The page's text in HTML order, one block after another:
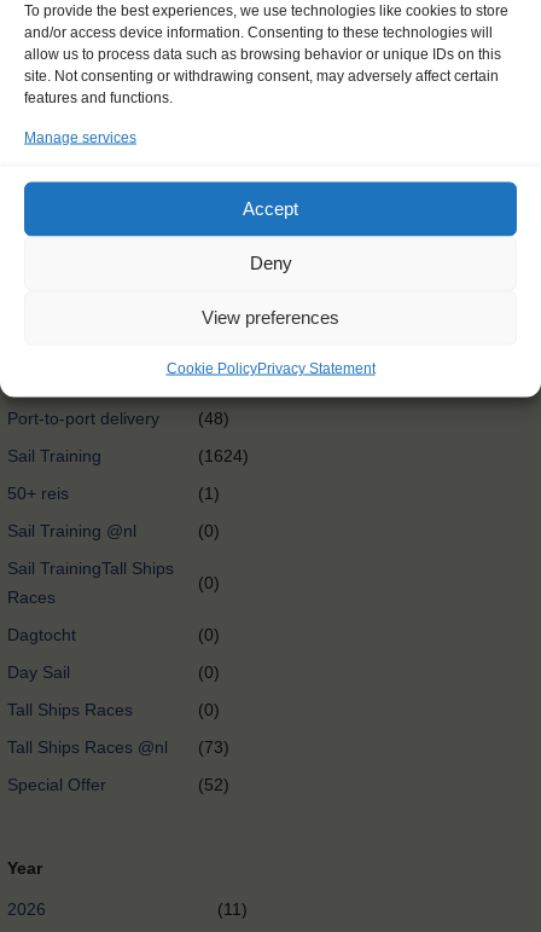
To provide the best experiences, we use technologies like cookies to store
and/or access device information. Consenting to these technologies will
allow us to process data such as browsing behavior or unique IDs on this
site. Not consenting or withdrawing consent, may adversely affect certain
features and functions.
Manage services
Accept
Deny
View preferences
Cookie PolicyPrivacy Statement
Rendez-Vous 2017 Tall
Ships Regatta
(65)
Tall Ships Races
Expedition
(174)
(58)
Port-to-port delivery
(48)
Sail Training
(1624)
50+ reis
(1)
Sail Training @nl
(0)
Sail TrainingTall Ships
Races
(0)
Dagtocht
(0)
Day Sail
(0)
Tall Ships Races
(0)
Tall Ships Races @nl
(73)
Special Offer
(52)
Year
2026
(11)